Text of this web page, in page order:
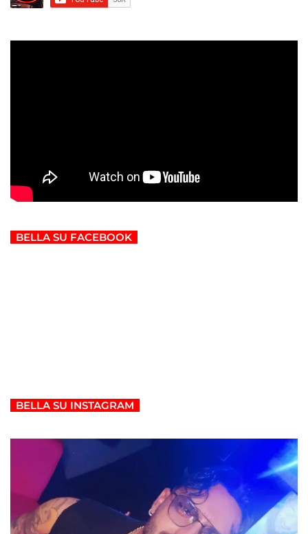
BELLA SU FACEBOOK
BELLA SU INSTAGRAM